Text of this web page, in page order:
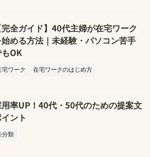
完全ガイド】40代主婦が在宅ワーク
める方法｜未経験・パソコン苦手
OK
宅ワーク 在宅ワークのはじめ方
率UP！40代・50代のための提案文
ント
分類